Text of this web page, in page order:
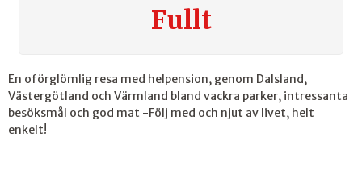
Fullt
En oförglömlig resa med helpension, genom Dalsland,
Västergötland och Värmland bland vackra parker, intressanta
besöksmål och god mat -Följ med och njut av livet, helt
enkelt!